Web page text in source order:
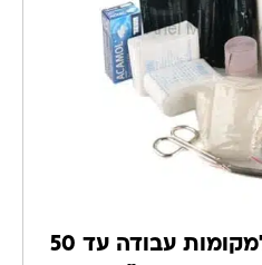
תיק עזרה ראשונה למקומות עבודה עד 50